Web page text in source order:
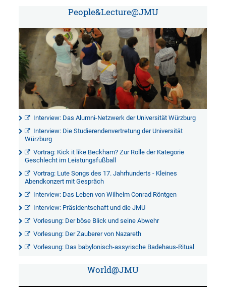
People&Lecture@JMU
Interview: Das Alumni-Netzwerk der Universität Würzburg
Interview: Die Studierendenvertretung der Universität
Würzburg
Vortrag: Kick it like Beckham? Zur Rolle der Kategorie
Geschlecht im Leistungsfußball
Vortrag: Lute Songs des 17. Jahrhunderts - Kleines
Abendkonzert mit Gespräch
Interview: Das Leben von Wilhelm Conrad Röntgen
Interview: Präsidentschaft und die JMU
Vorlesung: Der böse Blick und seine Abwehr
Vorlesung: Der Zauberer von Nazareth
Vorlesung: Das babylonisch-assyrische Badehaus-Ritual
World@JMU